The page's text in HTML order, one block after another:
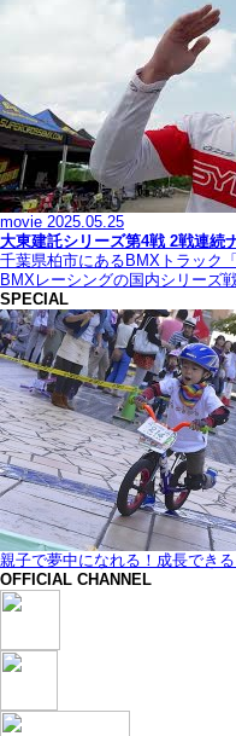
movie 2025.05.25
大東建託シリーズ第4戦 2戦連続
千葉県柏市にあるBMXトラック
BMXレーシングの国内シリーズ
SPECIAL
親子で夢中になれる！成長でき
OFFICIAL CHANNEL